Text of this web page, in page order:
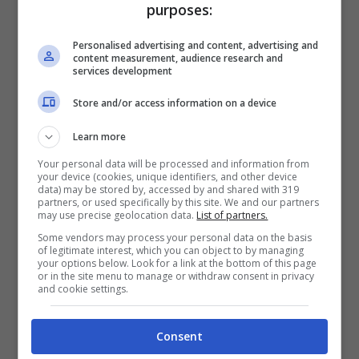
Il progetto ha coinvolto e mobilitato anche
altre associazioni dell’hinterland
accomunate una mission comune: riuscire
ad alleviare il peso dei costi mensili per i
nuclei familiari indigenti.
L’associazione
Mike Bongiorno
un furgone per effettuare la consegna
gratuita della spesa alle persone anziane e
disabili anche a domicilio,Milano
, inoltre, ha messo a
purposes:
Personalised advertising and content, advertising and
content measurement, audience research and
services development
Store and/or access information on a device
Learn more
Your personal data will be processed and information from
your device (cookies, unique identifiers, and other device
data) may be stored by, accessed by and shared with 319
partners, or used specifically by this site. We and our partners
may use precise geolocation data. List of partners.
Some vendors may process your personal data on the basis
of legitimate interest, which you can object to by managing
your options below. Look for a link at the bottom of this page
or in the site menu to manage or withdraw consent in privacy
and cookie settings.
Consent